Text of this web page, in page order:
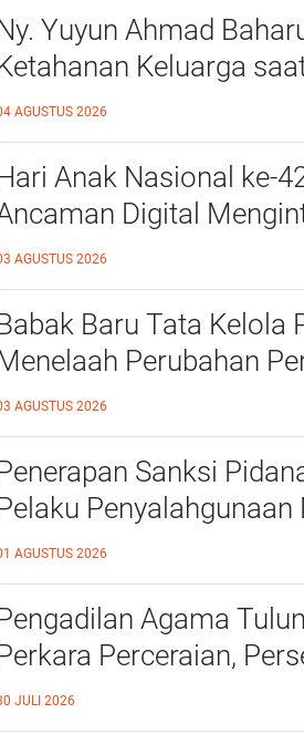
Yuyun Ahmad
Keluarga
AGUSTUS 2026
Anak Nasional ke-
Digital
Baharudin Ajak
Anak
AGUSTUS 2026
Baru Tata Kelola
Perubahan
2025 Menjadi No. 10/
AGUSTUS 2026
Sanksi
AGUSTUS 2026
Agama
Perceraian,
dan Zina Jadi
JULI 2026